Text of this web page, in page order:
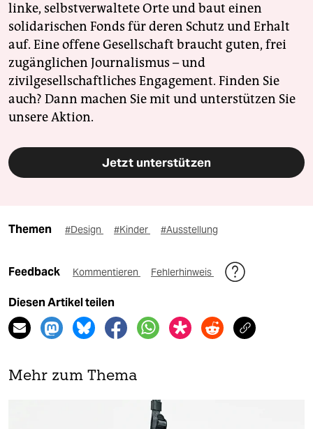
linke, selbstverwaltete Orte und baut einen
solidarischen Fonds für deren Schutz und Erhalt
auf. Eine offene Gesellschaft braucht guten, frei
zugänglichen Journalismus – und
zivilgesellschaftliches Engagement. Finden Sie
auch? Dann machen Sie mit und unterstützen Sie
unsere Aktion.
Jetzt unterstützen
Themen #Design #Kinder #Ausstellung
Feedback Kommentieren Fehlerhinweis
Diesen Artikel teilen
Mehr zum Thema